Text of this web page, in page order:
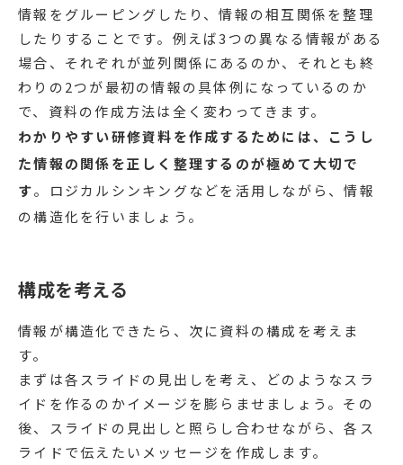
情報をグルーピングしたり、情報の相互関係を整理
したりすることです。例えば3つの異なる情報がある
場合、それぞれが並列関係にあるのか、それとも終
わりの2つが最初の情報の具体例になっているのか
で、資料の作成方法は全く変わってきます。
わかりやすい研修資料を作成するためには、こうし
た情報の関係を正しく整理するのが極めて大切で
す。ロジカルシンキングなどを活用しながら、情報
の構造化を行いましょう。
構成を考える
情報が構造化できたら、次に資料の構成を考えま
す。
まずは各スライドの見出しを考え、どのようなスラ
イドを作るのかイメージを膨らませましょう。その
後、スライドの見出しと照らし合わせながら、各ス
ライドで伝えたいメッセージを作成します。